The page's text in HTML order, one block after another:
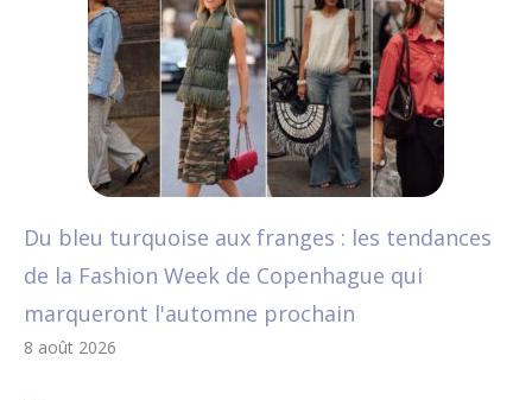
Du bleu turquoise aux franges : les tendances
de la Fashion Week de Copenhague qui
marqueront l'automne prochain
8 août 2026